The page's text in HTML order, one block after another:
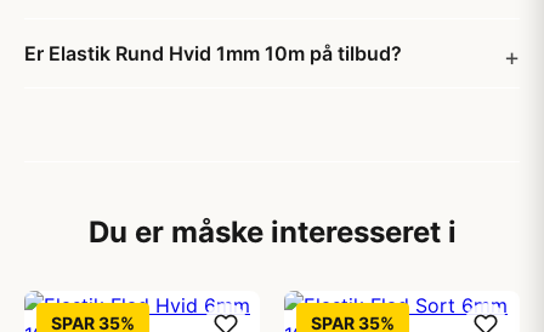
Er Elastik Rund Hvid 1mm 10m på tilbud?
Du er måske interesseret i
SPAR 35% SPAR 35%